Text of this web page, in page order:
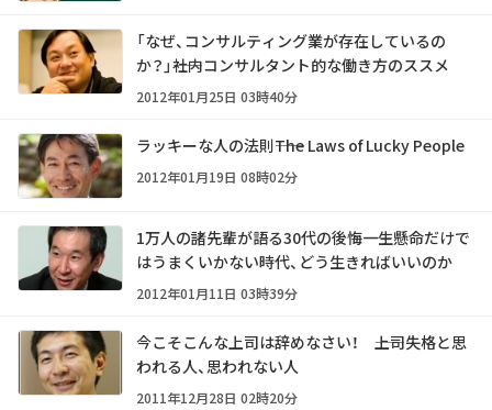
「なぜ、コンサルティング業が存在しているの
か？」――社内コンサルタント的な働き方のススメ
2012年01月25日 03時40分
ラッキーな人の法則――The Laws of Lucky People
2012年01月19日 08時02分
1万人の諸先輩が語る30代の後悔――一生懸命だけで
はうまくいかない時代、どう生きればいいのか
2012年01月11日 03時39分
今こそこんな上司は辞めなさい！ ――上司失格と思
われる人、思われない人
2011年12月28日 02時20分